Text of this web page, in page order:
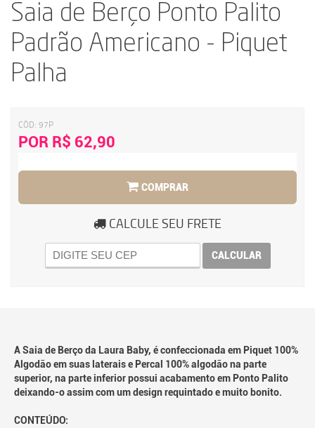
Saia de Berço Ponto Palito
Padrão Americano - Piquet
Palha
CÓD: 97P
POR R$ 62,90
COMPRAR
CALCULE SEU FRETE
CALCULAR
A Saia de Berço da Laura Baby, é confeccionada em Piquet 100%
Algodão em suas laterais e Percal 100% algodão na parte
superior, na parte inferior possui acabamento em Ponto Palito
deixando-o assim com um design requintado e muito bonito.
CONTEÚDO: